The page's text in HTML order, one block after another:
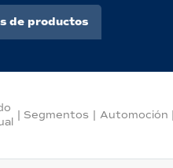
de productos
| Segmentos | Automoción